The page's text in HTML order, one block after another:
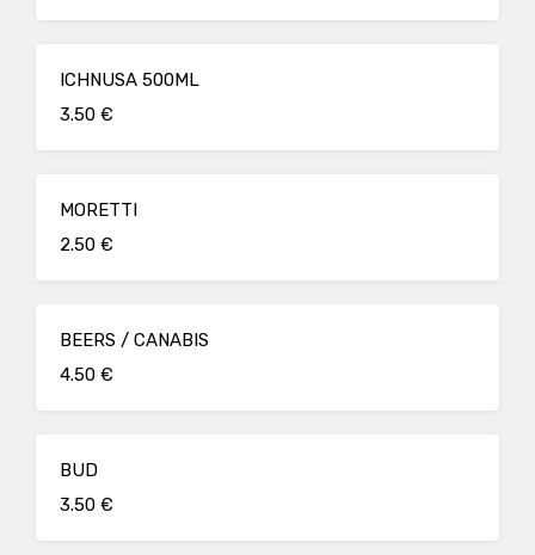
ICHNUSA 500ML
3.50 €
MORETTI
2.50 €
BEERS / CANABIS
4.50 €
BUD
3.50 €